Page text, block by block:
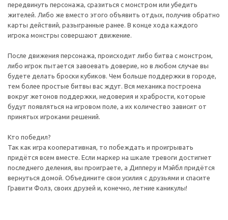
передвинуть персонажа, сразиться с монстром или убедить
жителей. Либо же вместо этого объявить отдых, получив обратно
карты действий, разыгранные ранее. В конце хода каждого
игрока монстры совершают движение.
После движения персонажа, происходит либо битва с монстром,
либо игрок пытается завоевать доверие, но в любом случае вы
будете делать броски кубиков. Чем больше поддержки в городе,
тем более простые битвы вас ждут. Вся механика построена
вокруг жетонов поддержки, недоверия и храбрости, которые
будут появляться на игровом поле, а их количество зависит от
принятых игроками решений.
Кто победил?
Так как игра кооперативная, то побеждать и проигрывать
придётся всем вместе. Если маркер на шкале тревоги достигнет
последнего деления, вы проиграете, а Дипперу и Мэйбл придётся
вернуться домой. Объедините свои усилия с друзьями и спасите
Гравити Фолз, своих друзей и, конечно, летние каникулы!